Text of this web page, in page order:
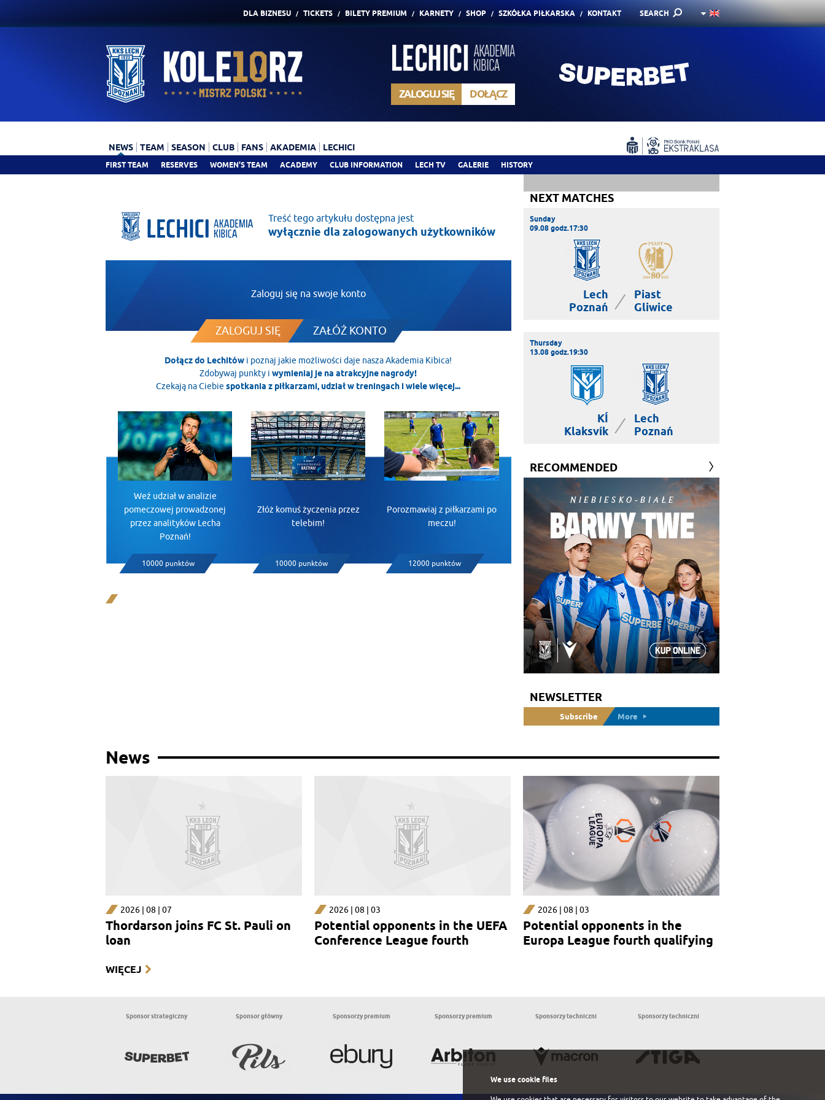
DLA BIZNESU TICKETS BILETY PREMIUM KARNETY SHOP SZKÓŁKA PIŁKARSKA KONTAKT SEARCH
ZALOGUJ SIĘ DOŁĄCZ
NEWS
FIRST TEAM RESERVES WOMEN'S TEAM ACADEMY CLUB INFORMATION LECH TV GALERIE HISTORY
TEAM SEASON CLUB FANS AKADEMIA LECHICI
Treść tego artykułu dostępna jest
wyłącznie dla zalogowanych użytkowników
Zaloguj się na swoje konto
ZALOGUJ SIĘ ZAŁÓŻ KONTO
Dołącz do Lechitów i poznaj jakie możliwości daje nasza Akademia Kibica!
Zdobywaj punkty iwymieniaj je na atrakcyjne nagrody!
Czekają na Ciebiespotkania z piłkarzami, udział w treningach i wiele więcej...
Weź udział w analizie
pomeczowej prowadzonej
przez analityków Lecha
Poznań!
10000 punktów
Złóż komuś życzenia przez
telebim!
10000 punktów
Porozmawiaj z piłkarzami po
meczu!
12000 punktów
NEXT MATCHES
Sunday
09.08 godz.17:30
Lech
Poznań
|
Piast
Gliwice
Thursday
13.08 godz.19:30
KÍ
Klaksvík
|
Lech
Poznań
RECOMMENDED
NEWSLETTER
Subscribe More
News
2026 | 08 | 07
Thordarson joins FC St. Pauli on
loan
2026 | 08 | 03
Potential opponents in the UEFA
Conference League fourth
2026 | 08 | 03
Potential opponents in the
Europa League fourth qualifying
WIĘCEJ
Sponsor strategiczny Sponsor główny Sponsorzy premium Sponsorzy premium Sponsorzy techniczni Sponsorzy techniczni
We use cookie files